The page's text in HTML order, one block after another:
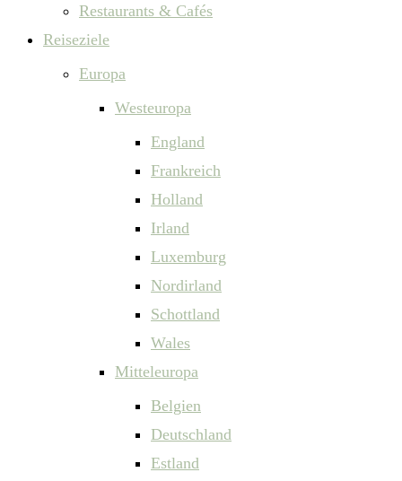
Restaurants & Cafés
Reiseziele
Europa
Westeuropa
England
Frankreich
Holland
Irland
Luxemburg
Nordirland
Schottland
Wales
Mitteleuropa
Belgien
Deutschland
Estland